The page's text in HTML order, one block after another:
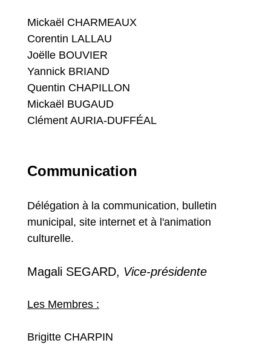
Mickaël CHARMEAUX
Corentin LALLAU
Joëlle BOUVIER
Yannick BRIAND
Quentin CHAPILLON
Mickaël BUGAUD
Clément AURIA-DUFFÉAL
Communication
Délégation à la communication, bulletin
municipal, site internet et à l'animation
culturelle.
Magali SEGARD, Vice-présidente
Les Membres :
Brigitte CHARPIN